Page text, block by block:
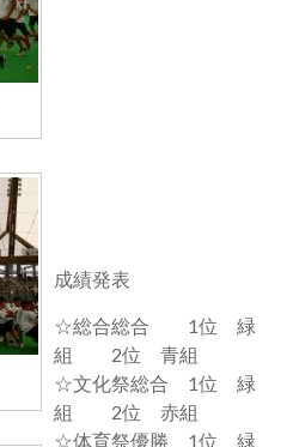
成績発表
☆総合総合 1位 緑
組 2位 青組
☆文化祭総合 1位 緑
組 2位 赤組
☆体育祭優勝 1位 緑